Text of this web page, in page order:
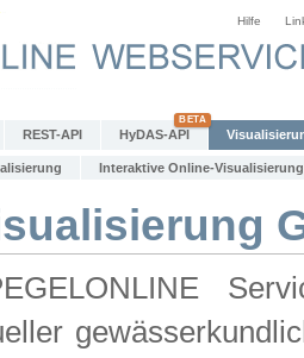
Hilfe
REST-API HyDAS-API
Interaktive Online-Visualisierung